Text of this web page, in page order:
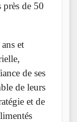
près de 50
et
de ses
de leurs
et de